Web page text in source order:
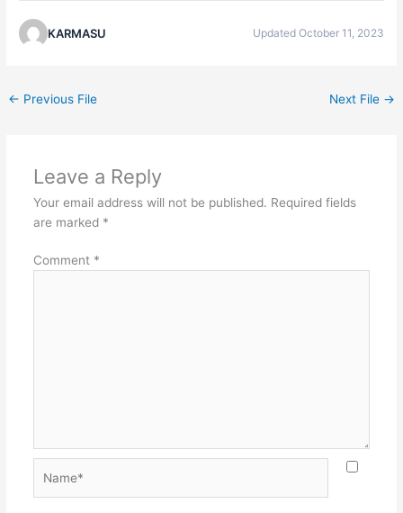
KARMASU Updated October 11, 2023
← Previous File Next File →
Leave a Reply
Your email address will not be published. Required fields
are marked *
Comment *